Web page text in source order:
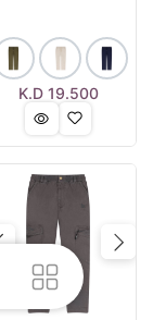
19.500
K.D
Previous